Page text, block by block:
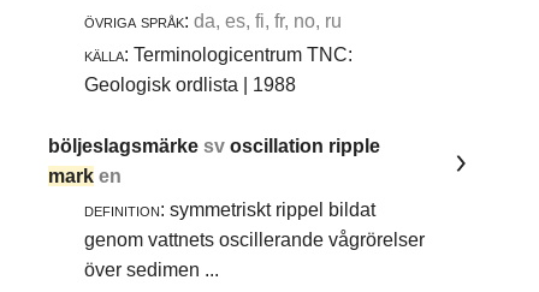
övriga språk: da, es, fi, fr, no, ru
källa: Terminologicentrum TNC:
Geologisk ordlista | 1988
böljeslagsmärkesvoscillation ripple
mark en
definition: symmetriskt rippel bildat
genom vattnets oscillerande vågrörelser
över sedimen ...